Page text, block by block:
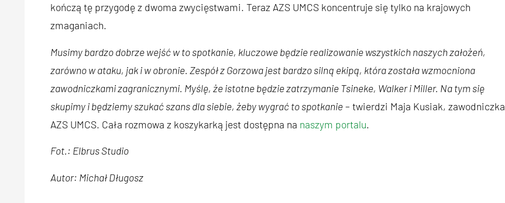
kończą tę przygodę z dwoma zwycięstwami. Teraz AZS UMCS koncentruje się tylko na krajowych
zmaganiach.
Musimy bardzo dobrze wejść w to spotkanie, kluczowe będzie realizowanie wszystkich naszych założeń,
zarówno w ataku, jak i w obronie. Zespół z Gorzowa jest bardzo silną ekipą, która została wzmocniona
zawodniczkami zagranicznymi. Myślę, że istotne będzie zatrzymanie Tsineke, Walker i Miller. Na tym się
skupimy i będziemy szukać szans dla siebie, żeby wygrać to spotkanie– twierdzi Maja Kusiak, zawodniczka
AZS UMCS. Cała rozmowa z koszykarką jest dostępna na naszym portalu.
Fot.: Elbrus Studio
Autor: Michał Długosz